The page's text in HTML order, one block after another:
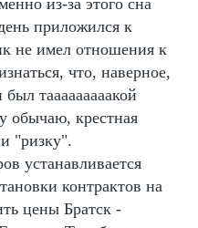
приложился к
не имел отношения к
что, наверное,
тааааааааакой
обычаю, крестная
"ризку".
устанавливается
контрактов на
цены Братск -